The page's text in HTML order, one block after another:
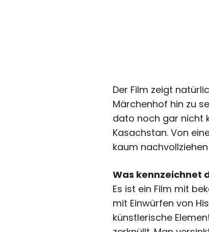
Der Film zeigt
Märchenhof hin zu
dato noch gar nicht
Kasachstan. Von
kaum
Was kennzeichnet
Es ist ein Film mit
mit Einwürfen von
künstlerische